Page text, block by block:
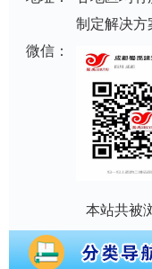
制定解决方
微信：
本站共被